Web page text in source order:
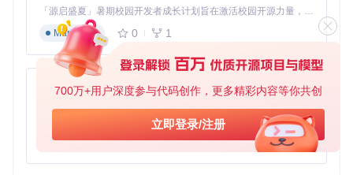
700万+用户深度参与代码创作，更多精彩内容等你共创
立即登录/注册
git clone
编译可执行文件
「源启盛夏」暑期校园开发者成长计划旨在激活校园开源力量，通过积分激励、认证扶持、资源倾斜等形式，引导高校组织和开发者完成「入驻 — 建项目 — 做贡献 — 获认证 — 得资源」的完整闭环。无论你是想带领社团入驻平台的组织者，还是希望用代码贡献证明自己的开发者，都能在这里找到属于你的成长路径。
Markdown
0 1
py-xiaozhi
基于Python的Xiaozhi AI，适用于想要完整Xiaozhi体验而无需拥有专用硬件的用户。
Python
0 1